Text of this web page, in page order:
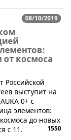
08/10/2019
космоса
Российской
выступит на
0+ с
элементов:
до новых
с 11.
1550